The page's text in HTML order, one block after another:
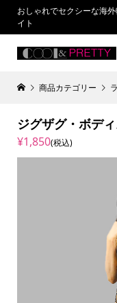
おしゃれでセクシーな海
イト
商品カテゴリー
ジグザグ・ボデ
¥1,850(税込)